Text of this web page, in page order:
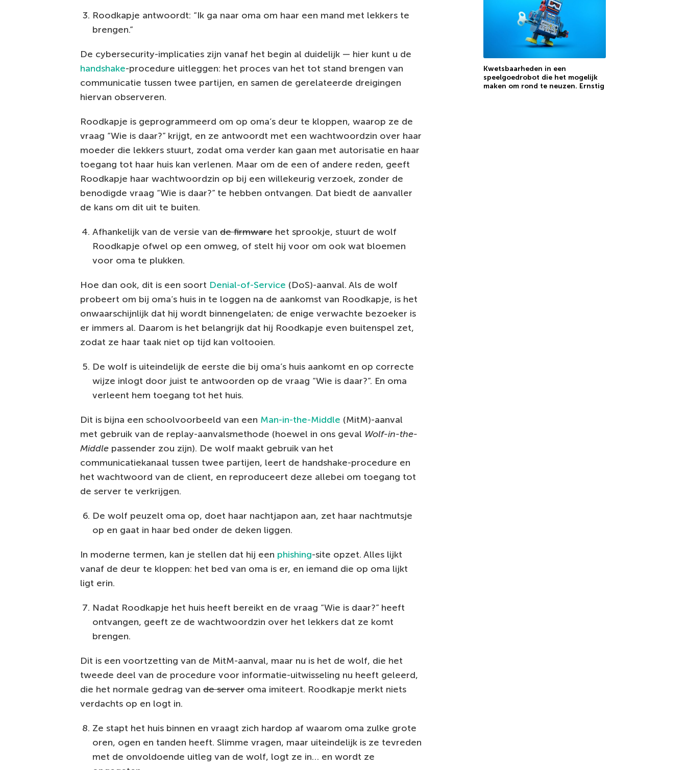
Roodkapje antwoordt: “Ik ga naar oma om haar een mand met lekkers te
brengen.”
De cybersecurity-implicaties zijn vanaf het begin al duidelijk — hier kunt u de
handshake-procedure uitleggen: het proces van het tot stand brengen van
communicatie tussen twee partijen, en samen de gerelateerde dreigingen
hiervan observeren.
Roodkapje is geprogrammeerd om op oma’s deur te kloppen, waarop ze de
vraag “Wie is daar?” krijgt, en ze antwoordt met een wachtwoordzin over haar
moeder die lekkers stuurt, zodat oma verder kan gaan met autorisatie en haar
toegang tot haar huis kan verlenen. Maar om de een of andere reden, geeft
Roodkapje haar wachtwoordzin op bij een willekeurig verzoek, zonder de
benodigde vraag “Wie is daar?” te hebben ontvangen. Dat biedt de aanvaller
de kans om dit uit te buiten.
Afhankelijk van de versie van de firmware het sprookje, stuurt de wolf
Roodkapje ofwel op een omweg, of stelt hij voor om ook wat bloemen
voor oma te plukken.
Hoe dan ook, dit is een soort Denial-of-Service (DoS)-aanval. Als de wolf
probeert om bij oma’s huis in te loggen na de aankomst van Roodkapje, is het
onwaarschijnlijk dat hij wordt binnengelaten; de enige verwachte bezoeker is
er immers al. Daarom is het belangrijk dat hij Roodkapje even buitenspel zet,
zodat ze haar taak niet op tijd kan voltooien.
De wolf is uiteindelijk de eerste die bij oma’s huis aankomt en op correcte
wijze inlogt door juist te antwoorden op de vraag “Wie is daar?”. En oma
verleent hem toegang tot het huis.
Dit is bijna een schoolvoorbeeld van een Man-in-the-Middle (MitM)-aanval
met gebruik van de replay-aanvalsmethode (hoewel in ons geval Wolf-in-the-
Middle passender zou zijn). De wolf maakt gebruik van het
communicatiekanaal tussen twee partijen, leert de handshake-procedure en
het wachtwoord van de client, en reproduceert deze allebei om toegang tot
de server te verkrijgen.
De wolf peuzelt oma op, doet haar nachtjapon aan, zet haar nachtmutsje
op en gaat in haar bed onder de deken liggen.
In moderne termen, kan je stellen dat hij een phishing-site opzet. Alles lijkt
vanaf de deur te kloppen: het bed van oma is er, en iemand die op oma lijkt
ligt erin.
Nadat Roodkapje het huis heeft bereikt en de vraag “Wie is daar?” heeft
ontvangen, geeft ze de wachtwoordzin over het lekkers dat ze komt
brengen.
Dit is een voortzetting van de MitM-aanval, maar nu is het de wolf, die het
tweede deel van de procedure voor informatie-uitwisseling nu heeft geleerd,
die het normale gedrag van de server oma imiteert. Roodkapje merkt niets
verdachts op en logt in.
Ze stapt het huis binnen en vraagt zich hardop af waarom oma zulke grote
oren, ogen en tanden heeft. Slimme vragen, maar uiteindelijk is ze tevreden
met de onvoldoende uitleg van de wolf, logt ze in… en wordt ze
Kwetsbaarheden in een
speelgoedrobot die het mogelijk
maken om rond te neuzen. Ernstig